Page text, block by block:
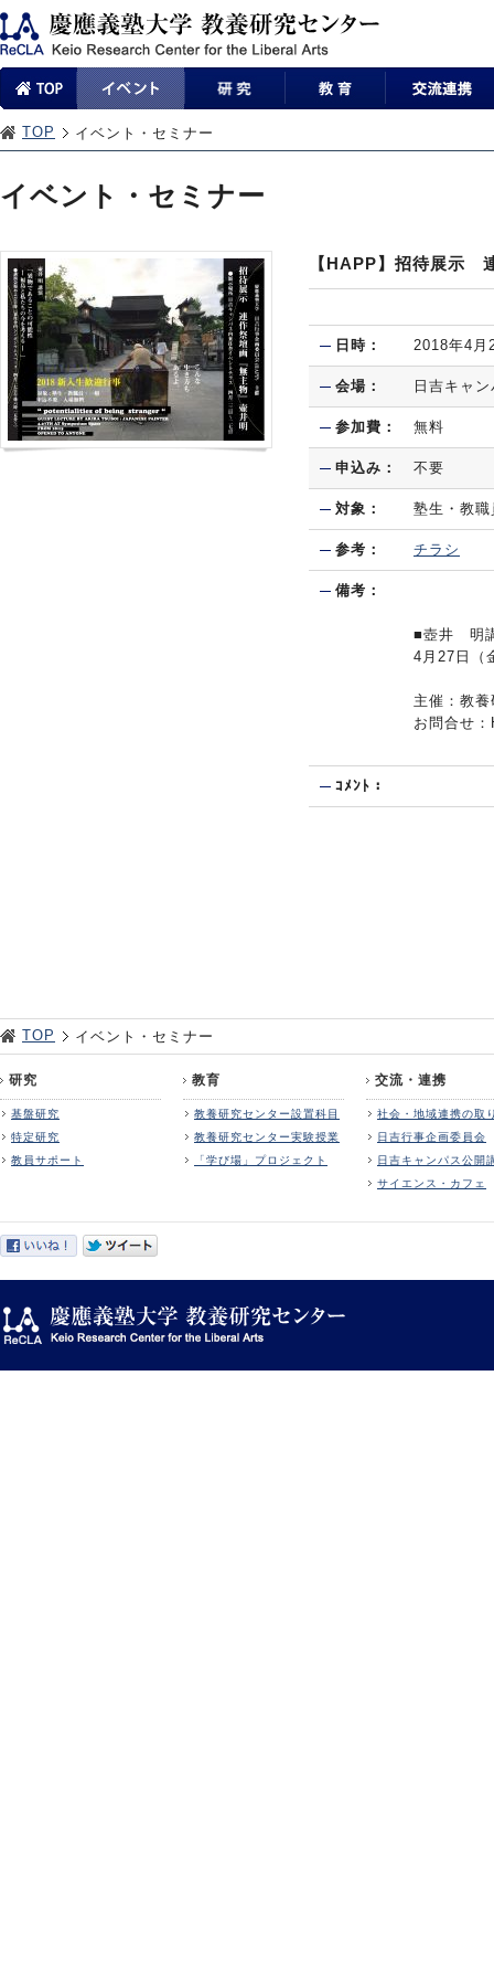
TOP イベント・セミナー
イベント・セミナー
【HAPP】招待展示
日時： 2018年4
会場： 日吉キャ
参加費： 無料
申込み： 不要
対象： 塾生・教
参考： チラシ
備考：
■壺井 明
4月27日（
主催：教
お問合せ
ｺﾒﾝﾄ：
TOP イベント・セミナー
研究
基盤研究
特定研究
教員サポート
教育
教養研究センター設置科目
教養研究センター実験授業
「学び場」プロジェクト
交流・連携
社会・地域連携の取
日吉行事企画委員会
日吉キャンパス公開
サイエンス・カフェ